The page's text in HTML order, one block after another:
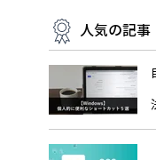
人気の記事